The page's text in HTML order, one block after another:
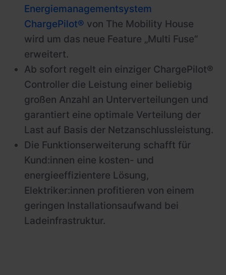
Energiemanagementsystem
ChargePilot® von The Mobility House
wird um das neue Feature „Multi Fuse“
erweitert.
Ab sofort regelt ein einziger ChargePilot®
Controller die Leistung einer beliebig
großen Anzahl an Unterverteilungen und
garantiert eine optimale Verteilung der
Last auf Basis der Netzanschlussleistung.
Die Funktionserweiterung schafft für
Kund:innen eine kosten- und
energieeffizientere Lösung,
Elektriker:innen profitieren von einem
geringen Installationsaufwand bei
Ladeinfrastruktur.